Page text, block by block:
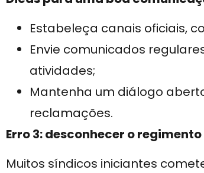
Estabeleça canais oficiais,
Envie comunicados
atividades;
Mantenha um diálogo
reclamações.
Erro 3: desconhecer o
Muitos síndicos iniciantes